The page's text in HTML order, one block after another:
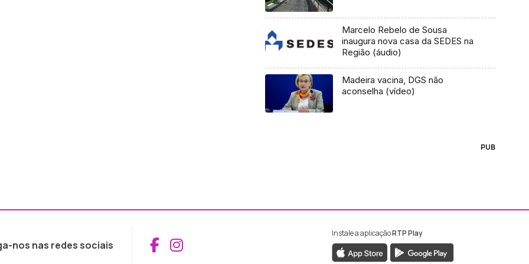
Marcelo Rebelo de Sousa
inaugura nova casa da SEDES na
Região (áudio)
Madeira vacina, DGS não
aconselha (vídeo)
PUB
nos nas redes sociais Aceder ao Facebook da RTP Madeira
Aceder ao Instagram da RTP Madeira
Instale a aplicaçãoRTP Play